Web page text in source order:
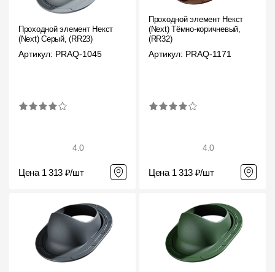
Краснодарский край
"Водный")
Пн-Пт - 10-19
Сб-Вс - выходной
Проходной элемент Некст
(Next) Серый, (RR23)
Артикул: PRAQ-1045
4.0
Цена 1 313 ₽/шт
Проходной элемент Некст
(Next) Тёмно-коричневый,
(RR32)
Артикул: PRAQ-1171
4.0
Цена 1 313 ₽/шт